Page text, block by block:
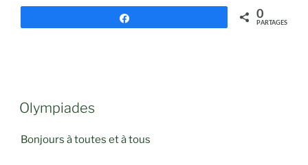
0
PARTAGES
PUBLIÉ
LE
Olympiades
Bonjours à toutes et à tous